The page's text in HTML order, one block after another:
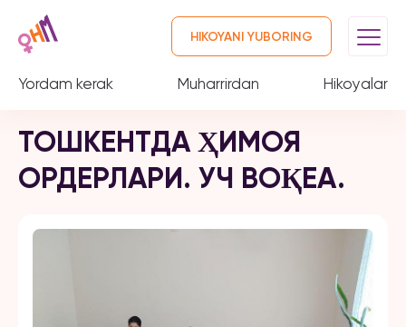
Yordam kerak Muharrirdan Hikoyalar
HIKOYANI YUBORING
ТОШКЕНТДА ҲИМОЯ
ОРДЕРЛАРИ. УЧ ВОҚЕА.